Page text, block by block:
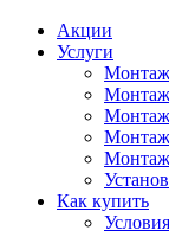
Акции
Услуги
Монтаж
Монтаж
Монтаж
Монтаж
Как купить